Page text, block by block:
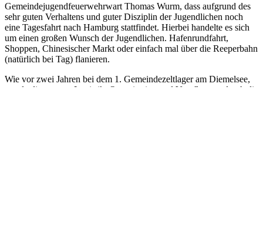
Gemeindejugendfeuerwehrwart Thomas Wurm, dass aufgrund des
sehr guten Verhaltens und guter Disziplin der Jugendlichen noch
eine Tagesfahrt nach Hamburg stattfindet. Hierbei handelte es sich
um einen großen Wunsch der Jugendlichen. Hafenrundfahrt,
Shoppen, Chinesischer Markt oder einfach mal über die Reeperbahn
(natürlich bei Tag) flanieren.
Wie vor zwei Jahren bei dem 1. Gemeindezeltlager am Diemelsee,
wurde diegesamte Logistik, Organisation und Verpflegung durch die